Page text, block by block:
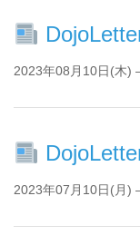
2023年08月10日(木)
2023年07月10日(月)